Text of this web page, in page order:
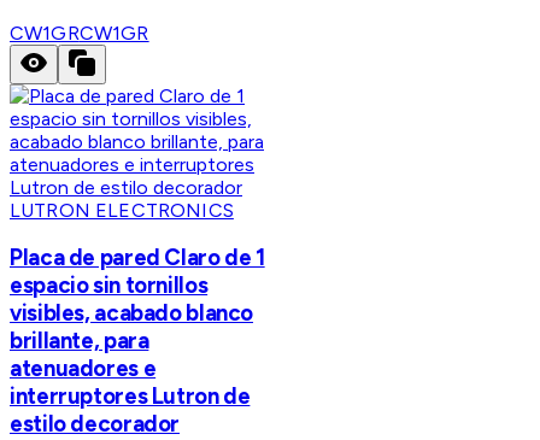
CW1GRCW1GR
LUTRON ELECTRONICS
Placa de pared Claro de 1
espacio sin tornillos
visibles, acabado blanco
brillante, para
atenuadores e
interruptores Lutron de
estilo decorador